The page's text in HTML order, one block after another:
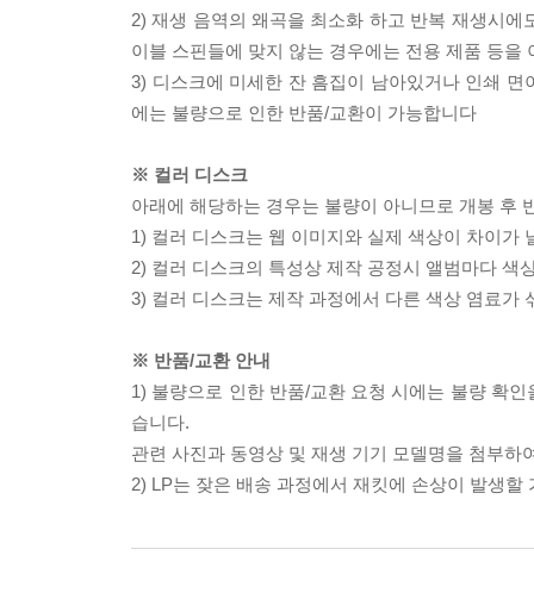
2) 재생 음역의 왜곡을 최소화 하고 반복 재생시
이블 스핀들에 맞지 않는 경우에는 전용 제품 등
3) 디스크에 미세한 잔 흠집이 남아있거나 인쇄
에는 불량으로 인한 반품/교환이 가능합니다
※ 컬러 디스크
아래에 해당하는 경우는 불량이 아니므로 개봉 후
1) 컬러 디스크는 웹 이미지와 실제 색상이 차이가
2) 컬러 디스크의 특성상 제작 공정시 앨범마다 색
3) 컬러 디스크는 제작 과정에서 다른 색상 염료가
※ 반품/교환 안내
1) 불량으로 인한 반품/교환 요청 시에는 불량 확
습니다.
관련 사진과 동영상 및 재생 기기 모델명을 첨부하
2) LP는 잦은 배송 과정에서 재킷에 손상이 발생